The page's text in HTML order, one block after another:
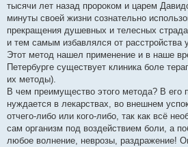
тысячи лет назад пророком и царем
минуты своей жизни сознательно
прекращения душевных и телесных
и тем самым избавлялся от расстройства
Этот метод нашел применение и в наше
Петербурге существует клиника боле
их методы).
В чем преимущество этого метода? В его
нуждается в лекарствах, во внешнем
отчего-либо или кого-либо, так как всё
сам организм под воздействием боли, а
любое волнение, неврозы, раздражение!